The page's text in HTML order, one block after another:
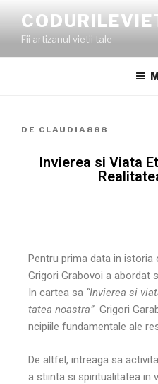
Fii artizanul vietii tale
DE CLAUDIA888
Invierea si Viata
Pentru prima data in istoria
Grigori Grabovoi a abordat
In cartea sa “Invierea si
tatea noastra” Grigori
ncipiile fundamentale ale
De altfel, intreaga sa
a stiinta si spiritualitatea in